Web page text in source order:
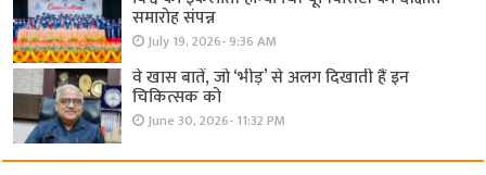
समारोह संपन्न
July 19, 2026- 9:36 AM
वे खास बातें, जो ‘भीड़’ से अलग दिखाती हैं इन
चिकित्सक को
June 30, 2026- 11:32 PM